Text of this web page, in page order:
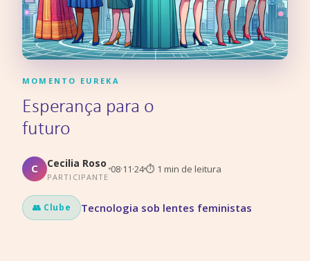
MOMENTO EUREKA
Esperança para o
futuro
C Cecilia Roso
PARTICIPANTE
08·11·24⏱ 1 min de leitura
👥 Clube Tecnologia sob lentes feministas